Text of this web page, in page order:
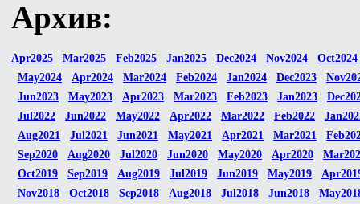
Архив:
Apr2025 Mar2025 Feb2025 Jan2025 Dec2024 Nov2024
Oct2024
May2024
Apr2024 Mar2024 Feb2024 Jan2024 Dec2023
Jun2023
May2023 Apr2023 Mar2023 Feb2023 Jan2023
Jul2022
Jun2022 May2022 Apr2022 Mar2022 Feb2022
Aug2021
Jul2021 Jun2021 May2021 Apr2021 Mar2021
Sep2020
Aug2020 Jul2020 Jun2020 May2020 Apr2020
Oct2019
Sep2019 Aug2019 Jul2019 Jun2019 May2019
Nov2018
Oct2018 Sep2018 Aug2018 Jul2018 Jun2018